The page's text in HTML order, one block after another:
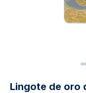
Lingote de oro